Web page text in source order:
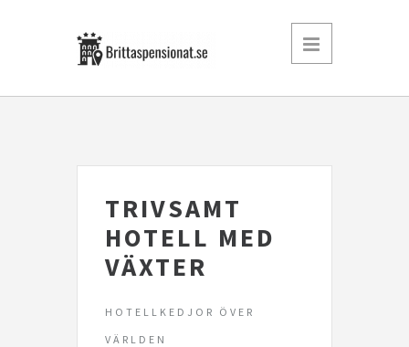
TRIVSAMT
HOTELL MED
VÄXTER
HOTELLKEDJOR ÖVER
VÄRLDEN